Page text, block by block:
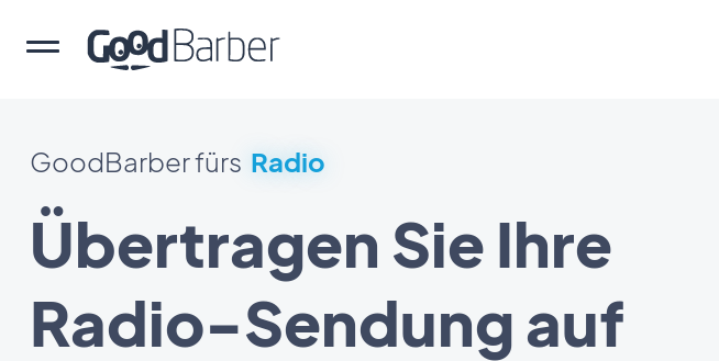
GoodBarber fürs Radio
Übertragen Sie Ihre
Radio-Sendung auf